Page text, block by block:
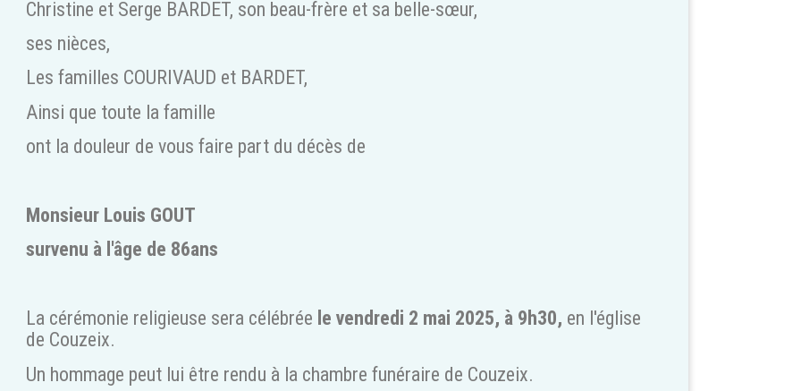
Christine et Serge BARDET, son beau-frère et sa belle-sœur,
ses nièces,
Les familles COURIVAUD et BARDET,
Ainsi que toute la famille
ont la douleur de vous faire part du décès de
Monsieur Louis GOUT
survenu à l'âge de 86ans
La cérémonie religieuse sera célébrée le vendredi 2 mai 2025, à 9h30, en l'église
de Couzeix.
Un hommage peut lui être rendu à la chambre funéraire de Couzeix.